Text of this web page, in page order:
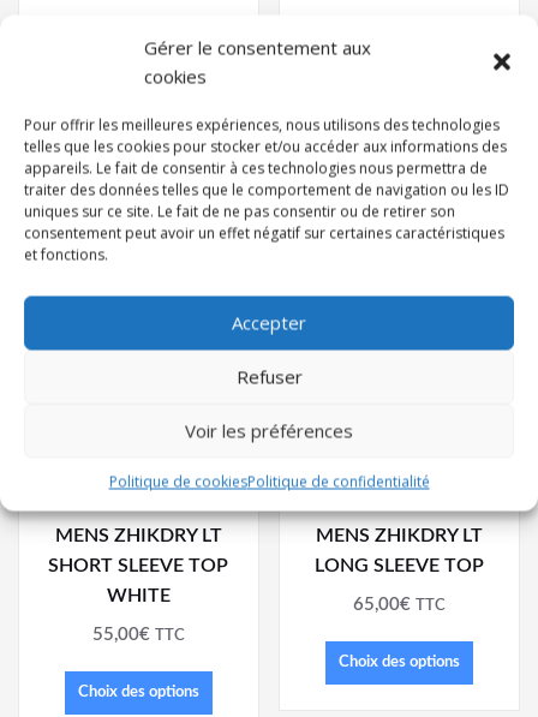
Gérer le consentement aux
cookies
Pour offrir les meilleures expériences, nous utilisons des technologies
telles que les cookies pour stocker et/ou accéder aux informations des
appareils. Le fait de consentir à ces technologies nous permettra de
traiter des données telles que le comportement de navigation ou les ID
uniques sur ce site. Le fait de ne pas consentir ou de retirer son
consentement peut avoir un effet négatif sur certaines caractéristiques
et fonctions.
Accepter
Refuser
Voir les préférences
Politique de cookiesPolitique de confidentialité
AROSHELL SALOPETTE
Choix des options
ASH AROSHELL SMOCK
Choix des options
MENS ZHIKDRY LT
SHORT SLEEVE TOP
WHITE
55,00€ TTC
Choix des options
MENS ZHIKDRY LT
LONG SLEEVE TOP
65,00€ TTC
Choix des options